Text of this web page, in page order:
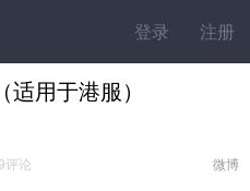
登录 注册
用于港服）
微博
论